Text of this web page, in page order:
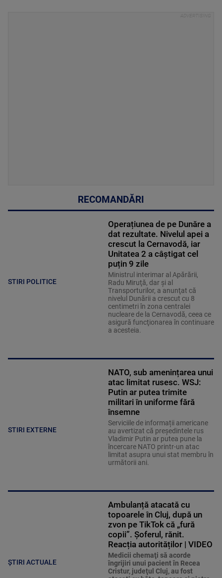
RECOMANDĂRI
STIRI POLITICE
Operațiunea de pe Dunăre a
dat rezultate. Nivelul apei a
crescut la Cernavodă, iar
Unitatea 2 a câștigat cel
puțin 9 zile
Ministrul interimar al Apărării,
Radu Miruţă, dar şi al
Transporturilor, a anunţat că
nivelul Dunării a crescut cu 8
centimetri în zona centralei
nucleare de la Cernavodă, ceea ce
asigură funcţionarea în continuare
a acesteia.
STIRI EXTERNE
NATO, sub amenințarea unui
atac limitat rusesc. WSJ:
Putin ar putea trimite
militari în uniforme fără
însemne
Serviciile de informații americane
au avertizat că președintele rus
Vladimir Putin ar putea pune la
încercare NATO printr-un atac
limitat asupra unui stat membru în
următorii ani.
ȘTIRI ACTUALE
Ambulanță atacată cu
topoarele în Cluj, după un
zvon pe TikTok că „fură
copii”. Șoferul, rănit.
Reacția autorităților | VIDEO
Medicii chemaţi să acorde
îngrijiri unui pacient în Recea
Cristur, judeţul Cluj, au fost